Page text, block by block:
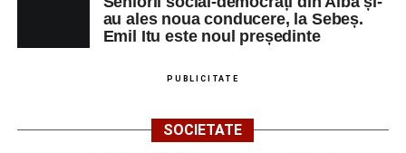
SÂMBĂTĂ, 22 AUGUST 2026
Platoul Centrului Cultural „Lucian
Blaga” Sebeș
au ales noua conducere, la Sebeș.
Emil Itu este noul președinte
PUBLICITATE
SOCIETATE